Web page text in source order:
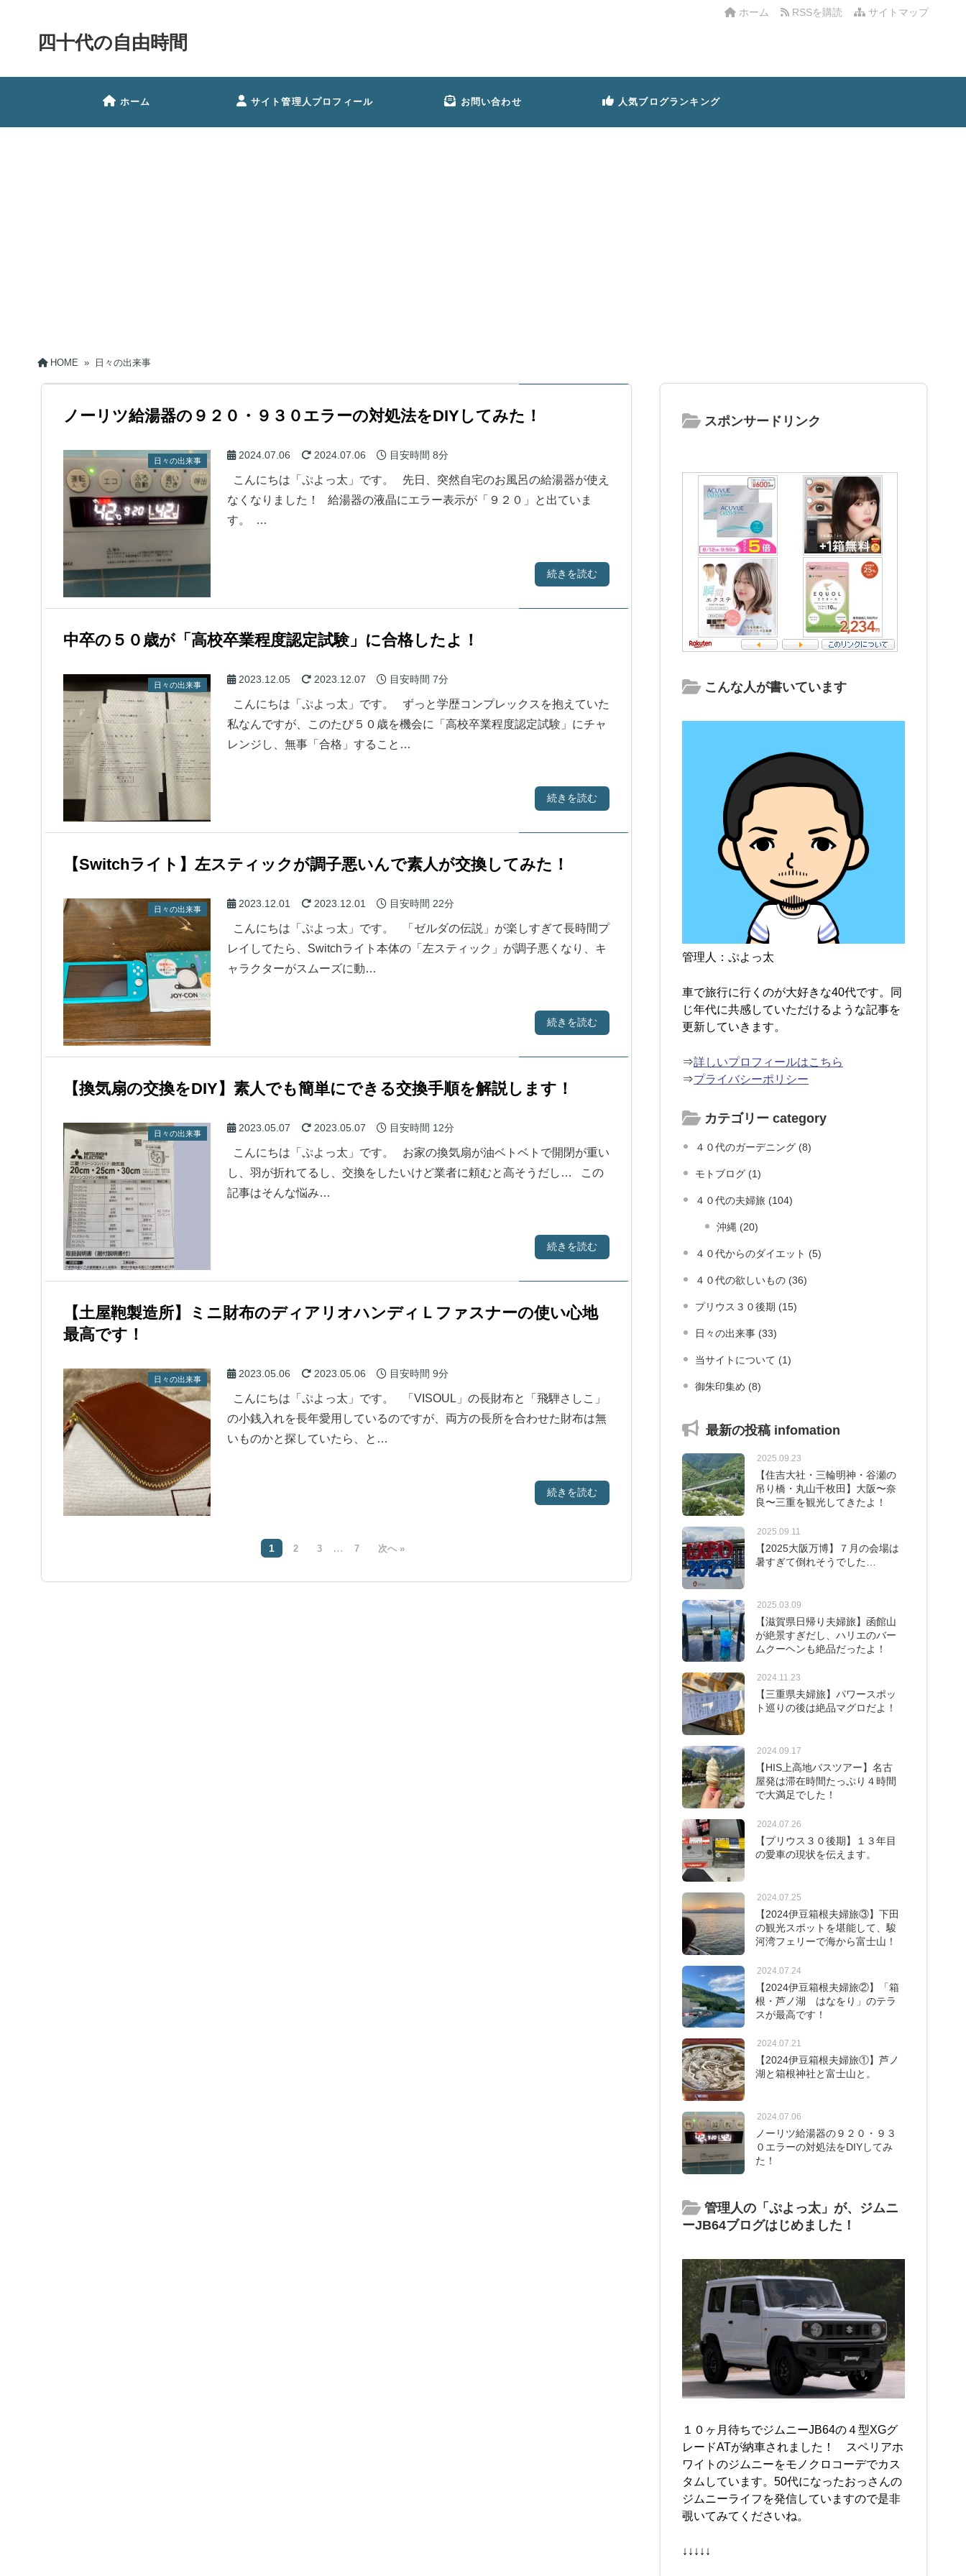
サイトマップ
RSSを購読
ホーム
四十代の自由時間
ホーム サイト管理人プロフィール お問い合わせ 人気ブログランキング
HOME » 日々の出来事
ノーリツ給湯器の９２０・９３０エラーの対処法をDIYしてみた！
日々の出来事 2024.07.06 2024.07.06 目安時間 8分
こんにちは「ぷよっ太」です。 先日、突然自宅のお風呂の給湯器が使え
なくなりました！ 給湯器の液晶にエラー表示が「９２０」と出ていま
す。 …
続きを読む
中卒の５０歳が「高校卒業程度認定試験」に合格したよ！
日々の出来事 2023.12.05 2023.12.07 目安時間 7分
こんにちは「ぷよっ太」です。 ずっと学歴コンプレックスを抱えていた
私なんですが、このたび５０歳を機会に「高校卒業程度認定試験」にチャ
レンジし、無事「合格」すること…
続きを読む
【Switchライト】左スティックが調子悪いんで素人が交換してみた！
日々の出来事 2023.12.01 2023.12.01 目安時間 22分
こんにちは「ぷよっ太」です。 「ゼルダの伝説」が楽しすぎて長時間プ
レイしてたら、Switchライト本体の「左スティック」が調子悪くなり、キ
ャラクターがスムーズに動…
続きを読む
【換気扇の交換をDIY】素人でも簡単にできる交換手順を解説します！
日々の出来事 2023.05.07 2023.05.07 目安時間 12分
こんにちは「ぷよっ太」です。 お家の換気扇が油ベトベトで開閉が重い
し、羽が折れてるし、交換をしたいけど業者に頼むと高そうだし… この
記事はそんな悩み…
続きを読む
【土屋鞄製造所】ミニ財布のディアリオハンディＬファスナーの使い心地
最高です！
日々の出来事 2023.05.06 2023.05.06 目安時間 9分
こんにちは「ぷよっ太」です。 「VISOUL」の長財布と「飛騨さしこ」
の小銭入れを長年愛用しているのですが、両方の長所を合わせた財布は無
いものかと探していたら、と…
続きを読む
1 2 3 … 7 次へ »
スポンサードリンク
こんな人が書いています
管理人：ぷよっ太
車で旅行に行くのが大好きな40代です。同
じ年代に共感していただけるような記事を
更新していきます。
⇒詳しいプロフィールはこちら
⇒プライバシーポリシー
カテゴリー category
４０代のガーデニング (8)
モトブログ (1)
４０代の夫婦旅 (104)
沖縄 (20)
４０代からのダイエット (5)
４０代の欲しいもの (36)
プリウス３０後期 (15)
日々の出来事 (33)
当サイトについて (1)
御朱印集め (8)
最新の投稿 infomation
2025.09.23
【住吉大社・三輪明神・谷瀬の
吊り橋・丸山千枚田】大阪〜奈
良〜三重を観光してきたよ！
2025.09.11
【2025大阪万博】７月の会場は
暑すぎて倒れそうでした…
2025.03.09
【滋賀県日帰り夫婦旅】函館山
が絶景すぎだし、ハリエのバー
ムクーヘンも絶品だったよ！
2024.11.23
【三重県夫婦旅】パワースポッ
ト巡りの後は絶品マグロだよ！
2024.09.17
【HIS上高地バスツアー】名古
屋発は滞在時間たっぷり４時間
で大満足でした！
2024.07.26
【プリウス３０後期】１３年目
の愛車の現状を伝えます。
2024.07.25
【2024伊豆箱根夫婦旅③】下田
の観光スポットを堪能して、駿
河湾フェリーで海から富士山！
2024.07.24
【2024伊豆箱根夫婦旅②】「箱
根・芦ノ湖 はなをり」のテラ
スが最高です！
2024.07.21
【2024伊豆箱根夫婦旅①】芦ノ
湖と箱根神社と富士山と。
2024.07.06
ノーリツ給湯器の９２０・９３
０エラーの対処法をDIYしてみ
た！
管理人の「ぷよっ太」が、ジムニ
ーJB64ブログはじめました！
１０ヶ月待ちでジムニーJB64の４型XGグ
レードATが納車されました！ スペリアホ
ワイトのジムニーをモノクロコーデでカス
タムしています。50代になったおっさんの
ジムニーライフを発信していますので是非
覗いてみてくださいね。
↓↓↓↓↓